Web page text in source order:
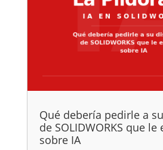
Qué debería pedirle a
de SOLIDWORKS que
sobre IA